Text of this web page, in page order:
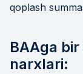
qoplash
BAAga
narxlari: